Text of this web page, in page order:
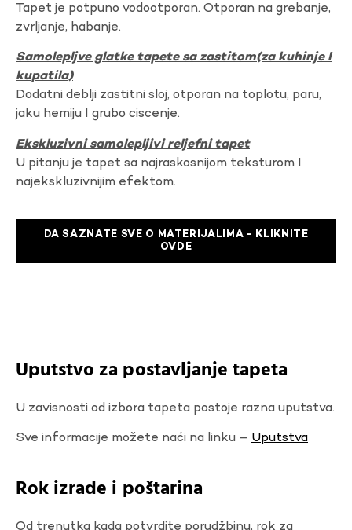
Tapet je potpuno vodootporan. Otporan na grebanje,
zvrljanje, habanje.
Samolepljve glatke tapete sa zastitom(za kuhinje I
kupatila)
Dodatni deblji zastitni sloj, otporan na toplotu, paru,
jaku hemiju I grubo ciscenje.
Ekskluzivni samolepljivi reljefni tapet
U pitanju je tapet sa najraskosnijom teksturom I
najekskluzivnijim efektom.
DA SAZNATE SVE O MATERIJALIMA - KLIKNITE
OVDE
Uputstvo za postavljanje tapeta
U zavisnosti od izbora tapeta postoje razna uputstva.
Sve informacije možete naći na linku – Uputstva
Rok izrade i poštarina